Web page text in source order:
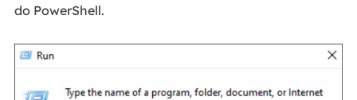
do PowerShell.